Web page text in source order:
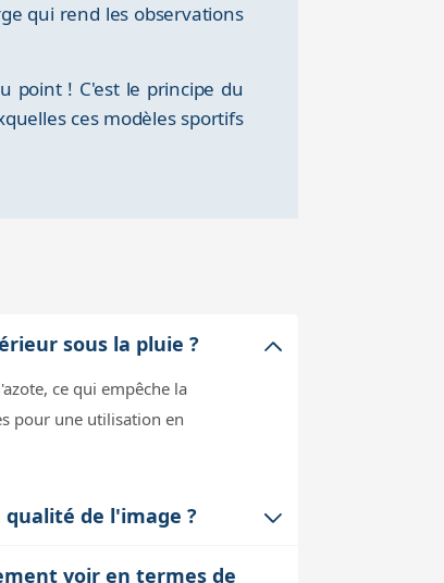
qui rend les observations
point ! C'est le principe du
ces modèles sportifs
sous la pluie ?
ce qui empêche la
pour une utilisation en
de l'image ?
voir en termes de